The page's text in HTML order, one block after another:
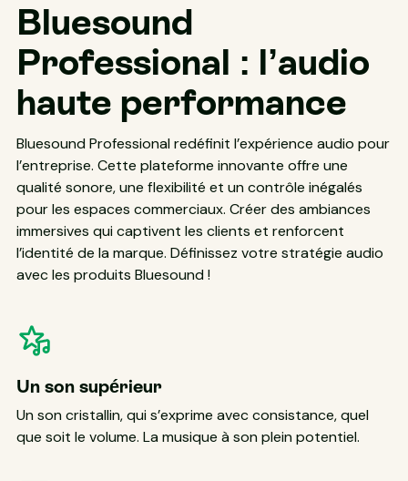
Bluesound
Professional : l’audio
haute performance
Bluesound Professional redéfinit l’expérience audio pour
l’entreprise. Cette plateforme innovante offre une
qualité sonore, une flexibilité et un contrôle inégalés
pour les espaces commerciaux. Créer des ambiances
immersives qui captivent les clients et renforcent
l’identité de la marque. Définissez votre stratégie audio
avec les produits Bluesound !
Un son supérieur
Un son cristallin, qui s’exprime avec consistance, quel
que soit le volume. La musique à son plein potentiel.